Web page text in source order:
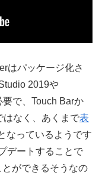
はパッケージ化さ
2019や
で、Touch Barか
はなく、あくまで表
なっているようです
デートすることで
ができるそうなの